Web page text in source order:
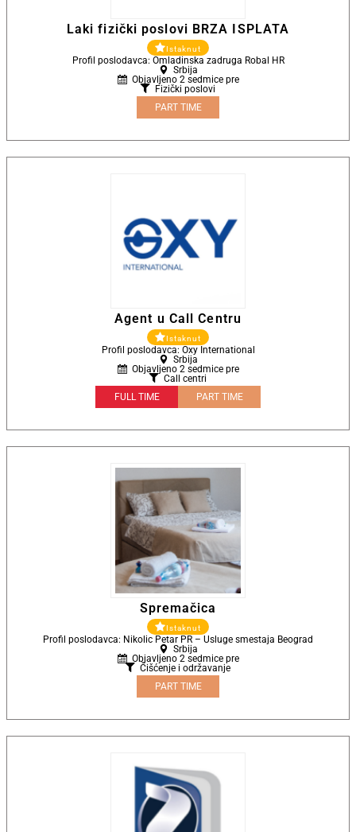
Laki fizički poslovi BRZA ISPLATA
Istaknut
Profil poslodavca: Omladinska zadruga Robal HR
Srbija
Objavljeno 2 sedmice pre
Fizički poslovi
PART TIME
Agent u Call Centru
Istaknut
Profil poslodavca: Oxy International
Srbija
Objavljeno 2 sedmice pre
Call centri
FULL TIME
PART TIME
Spremačica
Istaknut
Profil poslodavca: Nikolic Petar PR – Usluge smestaja Beograd
Srbija
Objavljeno 2 sedmice pre
Čišćenje i održavanje
PART TIME